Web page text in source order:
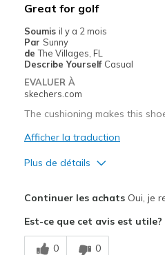
Great for golf
Soumis il y a 2 mois
Par Sunny
de The Villages, FL
Describe Yourself Casual
EVALUER À
skechers.com
The cushioning makes this
Afficher la traduction
Plus de détails
Comfortable
Continuer les achatsOui, je
Est-ce que cet avis est utile?
0 0